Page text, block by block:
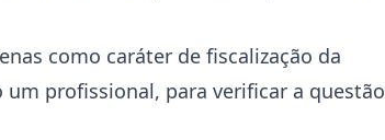
como caráter de fiscalização da
profissional, para verificar a questão